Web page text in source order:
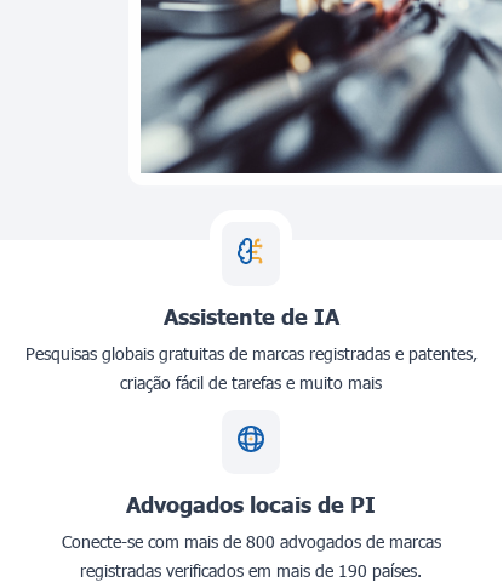
Assistente de IA
Pesquisas globais gratuitas de marcas registradas e patentes,
criação fácil de tarefas e muito mais
Advogados locais de PI
Conecte-se com mais de 800 advogados de marcas
registradas verificados em mais de 190 países.